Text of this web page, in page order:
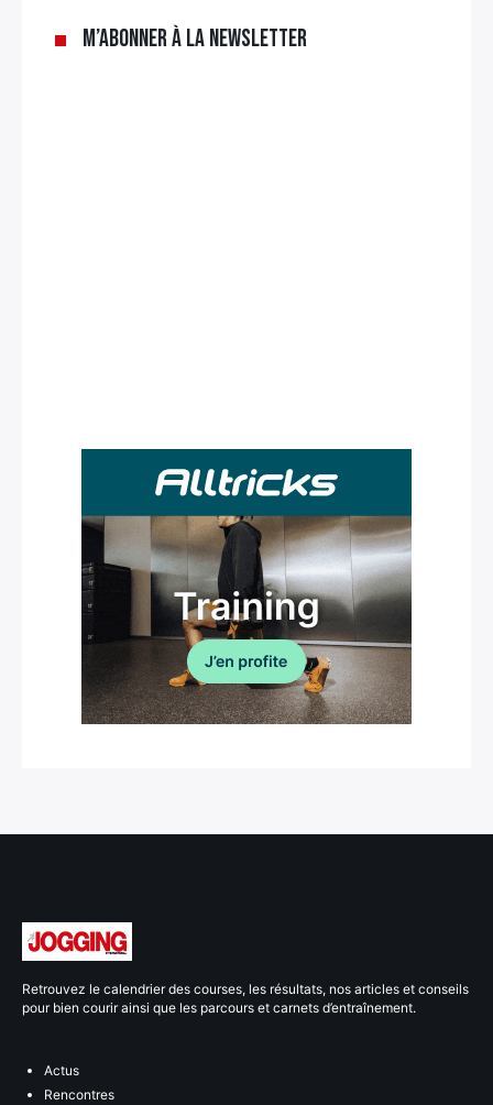
M’abonner à la newsletter
Retrouvez le calendrier des courses, les résultats, nos articles et conseils
pour bien courir ainsi que les parcours et carnets d’entraînement.
Actus
Rencontres